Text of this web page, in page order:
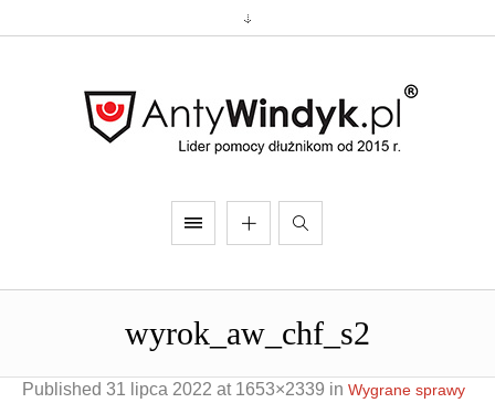
wyrok_aw_chf_s2
Published 31 lipca 2022 at 1653×2339 in Wygrane sprawy